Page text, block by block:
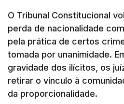
O Tribunal Constitucional
perda de nacionalidade
pela prática de certos
tomada por unanimidade.
gravidade dos ilícitos, os
retirar o vínculo à
da proporcionalidade.